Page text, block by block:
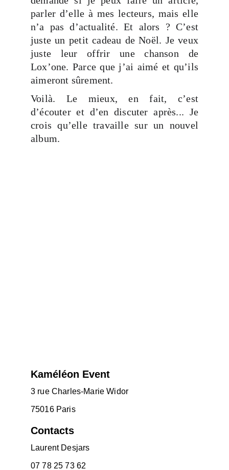
parler d’elle à mes lecteurs, mais elle
n’a pas d’actualité. Et alors ? C’est
juste un petit cadeau de Noël. Je veux
juste leur offrir une chanson de
Lox’one. Parce que j’ai aimé et qu’ils
aimeront sûrement.
Voilà. Le mieux, en fait, c’est
d’écouter et d’en discuter après... Je
crois qu’elle travaille sur un nouvel
album.
Kaméléon Event
3 rue Charles-Marie Widor
75016 Paris
Contacts
Laurent Desjars
07 78 25 73 62